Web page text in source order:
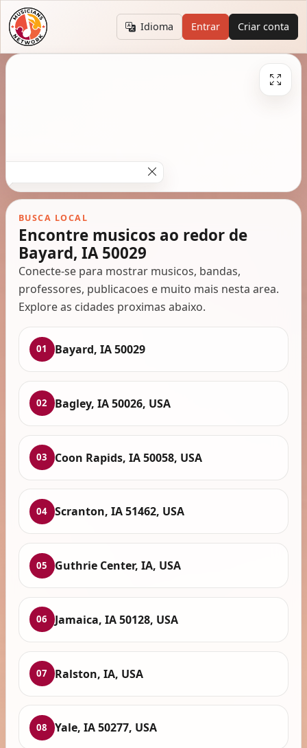
Idioma Entrar Criar conta
BUSCA LOCAL
Encontre musicos ao redor de
Bayard, IA 50029
Conecte-se para mostrar musicos, bandas,
professores, publicacoes e muito mais nesta area.
Explore as cidades proximas abaixo.
01 Bayard, IA 50029
02 Bagley, IA 50026, USA
03 Coon Rapids, IA 50058, USA
04 Scranton, IA 51462, USA
05 Guthrie Center, IA, USA
06 Jamaica, IA 50128, USA
07 Ralston, IA, USA
08 Yale, IA 50277, USA